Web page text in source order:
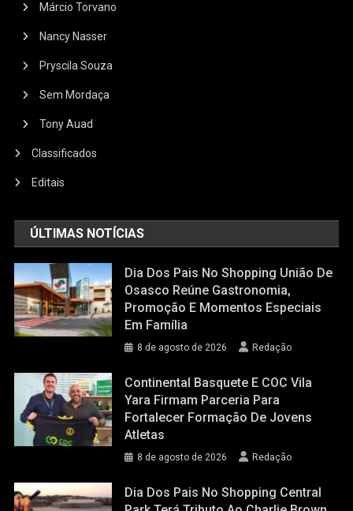
Márcio Torvano
Nancy Nasser
Pryscila Souza
Sem Mordaça
Tony Auad
Classificados
Editais
ÚLTIMAS NOTÍCIAS
Dia Dos Pais No Shopping União De
Osasco Reúne Gastronomia,
Promoção E Momentos Especiais
Em Família
8 de agosto de 2026 Redação
Continental Basquete E COC Vila
Yara Firmam Parceria Para
Fortalecer Formação De Jovens
Atletas
8 de agosto de 2026 Redação
Dia Dos Pais No Shopping Central